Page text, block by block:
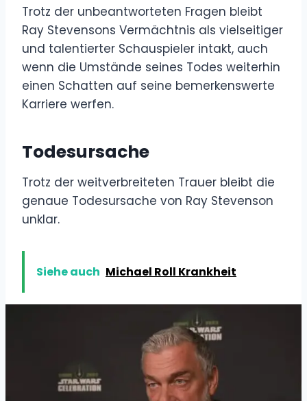
Trotz der unbeantworteten Fragen bleibt
Ray Stevensons Vermächtnis als vielseitiger
und talentierter Schauspieler intakt, auch
wenn die Umstände seines Todes weiterhin
einen Schatten auf seine bemerkenswerte
Karriere werfen.
Todesursache
Trotz der weitverbreiteten Trauer bleibt die
genaue Todesursache von Ray Stevenson
unklar.
Siehe auch Michael Roll Krankheit